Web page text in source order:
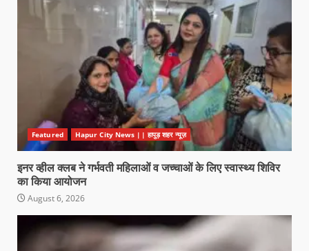
Featured Hapur City News || हापुड़ शहर न्यूज़
इनर व्हील क्लब ने गर्भवती महिलाओं व जच्चाओं के लिए स्वास्थ्य शिविर
का किया आयोजन
August 6, 2026